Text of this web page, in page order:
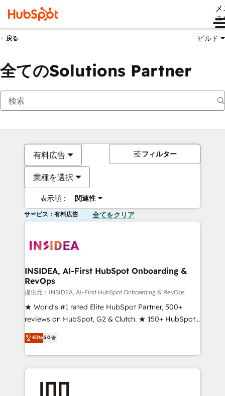
ュ
戻る ビルド
全てのSolutions Partner
有料広告
業種を選択
表示順： 関連性
フィルター
サービス：有料広告 全てをクリア
INSIDEA, AI-First HubSpot Onboarding &
RevOps
提供元：INSIDEA, AI-First HubSpot Onboarding & RevOps
★ World's #1 rated Elite HubSpot Partner, 500+
reviews on HubSpot, G2 & Clutch. ★ 150+ HubSpot
Certified Experts & Trainers across the team ★
1,500+ implementations across five continents ★ AI-
First, RevOps-led, Onboarding obsessed ★
Company of the Year 2024/25 INSIDEA helps
Elite5.0